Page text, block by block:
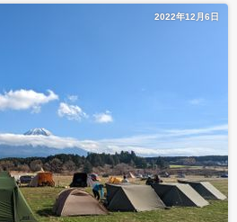
2022年12月6日